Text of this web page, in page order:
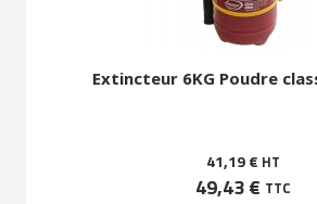
Extincteur 6KG Poudre
41,19 € HT
49,43 € TTC